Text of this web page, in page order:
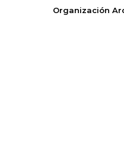
Organización